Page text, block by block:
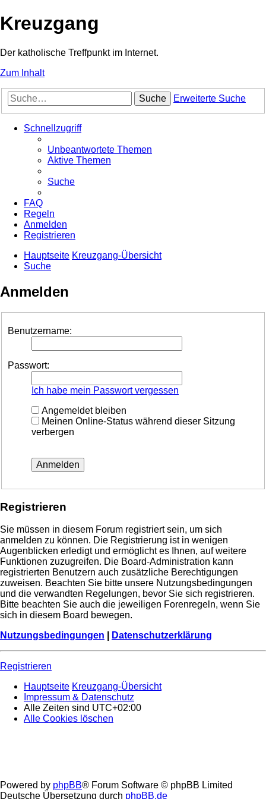
Kreuzgang
Der katholische Treffpunkt im Internet.
Zum Inhalt
Suche Erweiterte Suche
Schnellzugriff
Unbeantwortete Themen
Aktive Themen
Suche
FAQ
Regeln
Anmelden
Registrieren
Hauptseite Kreuzgang-Übersicht
Suche
Anmelden
Benutzername:
Passwort:
Ich habe mein Passwort vergessen
Angemeldet bleiben
Meinen Online-Status während dieser Sitzung
verbergen
Registrieren
Sie müssen in diesem Forum registriert sein, um sich
anmelden zu können. Die Registrierung ist in wenigen
Augenblicken erledigt und ermöglicht es Ihnen, auf weitere
Funktionen zuzugreifen. Die Board-Administration kann
registrierten Benutzern auch zusätzliche Berechtigungen
zuweisen. Beachten Sie bitte unsere Nutzungsbedingungen
und die verwandten Regelungen, bevor Sie sich registrieren.
Bitte beachten Sie auch die jeweiligen Forenregeln, wenn Sie
sich in diesem Board bewegen.
Nutzungsbedingungen
Datenschutzerklärung
Registrieren
Hauptseite Kreuzgang-Übersicht
Impressum & Datenschutz
Alle Zeiten sind UTC+02:00
Alle Cookies löschen
Powered by phpBB® Forum Software © phpBB Limited
Deutsche Übersetzung durch phpBB.de